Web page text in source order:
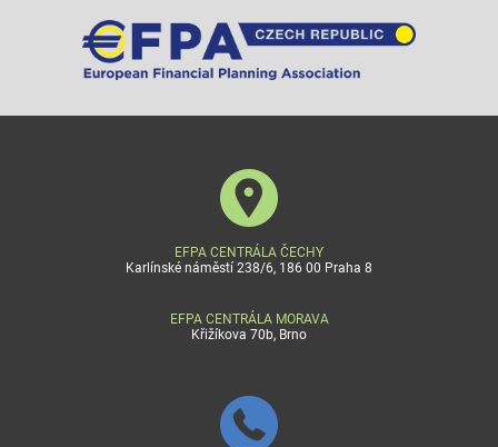
EFPA CENTRÁLA ČECHY
Karlínské náměstí 238/6, 186 00 Praha 8
EFPA CENTRÁLA MORAVA
Křižíkova 70b, Brno